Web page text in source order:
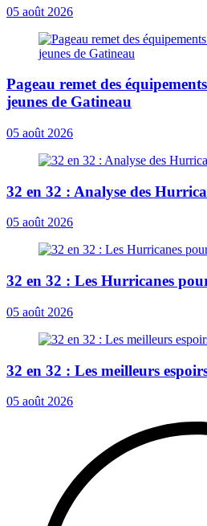
05 août 2026
Pageau remet des
jeunes de Gatineau
05 août 2026
32 en 32 : Analyse des
05 août 2026
32 en 32 : Les Hurricanes
05 août 2026
32 en 32 : Les meilleurs
05 août 2026